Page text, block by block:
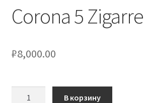
Corona 5
₽8,000.00
В корзину